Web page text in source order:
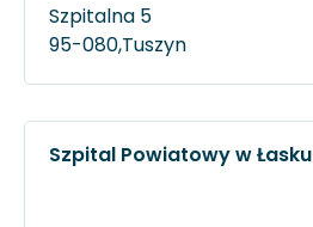
Szpitalna 5
95-080,Tuszyn
Szpital Powiatowy w Łasku